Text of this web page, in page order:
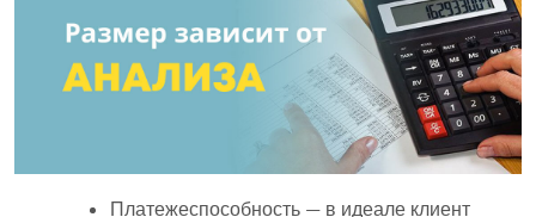
Платежеспособность — в идеале клиент